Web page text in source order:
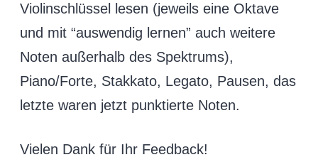
Violinschlüssel lesen (jeweils eine Oktave
und mit “auswendig lernen” auch weitere
Noten außerhalb des Spektrums),
Piano/Forte, Stakkato, Legato, Pausen, das
letzte waren jetzt punktierte Noten.
Vielen Dank für Ihr Feedback!